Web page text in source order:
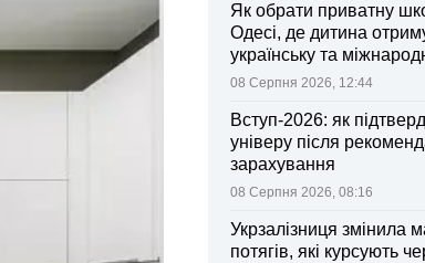
Як обрати приватну
Одесі, де дитина
українську та
08 Серпня 2026, 12:44
Вступ-2026: як
універу після
зарахування
08 Серпня 2026, 08:16
Укрзалізниця змінила
потягів, які курсують